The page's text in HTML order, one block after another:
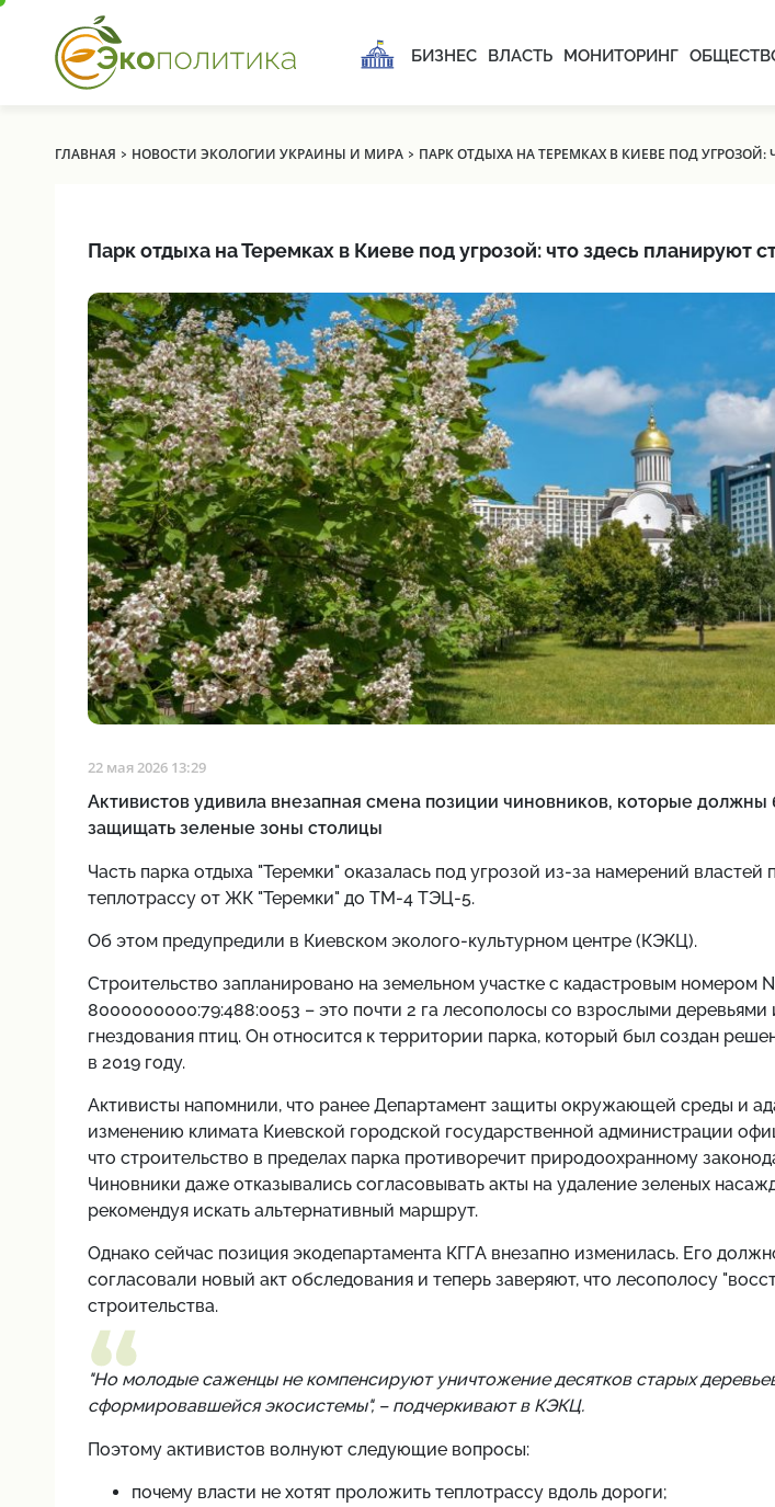
БИЗНЕС ВЛАСТЬ МОНИТОРИНГ
ГЛАВНАЯ › НОВОСТИ ЭКОЛОГИИ УКРАИНЫ И МИРА› ПАРК ОТДЫХА НА ТЕРЕМКАХ В КИЕВЕ ПОД
Парк отдыха на Теремках в Киеве под угрозой: что здесь планируют
22 мая 2026 13:29
Активистов удивила внезапная смена позиции чиновников, которые
защищать зеленые зоны столицы
Часть парка отдыха "Теремки" оказалась под угрозой из-за намерений властей
теплотрассу от ЖК "Теремки" до ТМ-4 ТЭЦ-5.
Об этом предупредили в Киевском эколого-культурном центре (КЭКЦ).
Строительство запланировано на земельном участке с кадастровым номером
8000000000:79:488:0053 – это почти 2 га лесополосы со взрослыми деревьями
гнездования птиц. Он относится к территории парка, который был создан
в 2019 году.
Активисты напомнили, что ранее Департамент защиты окружающей среды и
изменению климата Киевской городской государственной администрации
что строительство в пределах парка противоречит природоохранному
Чиновники даже отказывались согласовывать акты на удаление зеленых
рекомендуя искать альтернативный маршрут.
Однако сейчас позиция экодепартамента КГГА внезапно изменилась. Его
согласовали новый акт обследования и теперь заверяют, что лесополосу
строительства.
"Но молодые саженцы не компенсируют уничтожение десятков старых
сформировавшейся экосистемы", – подчеркивают в КЭКЦ.
Поэтому активистов волнуют следующие вопросы:
почему власти не хотят проложить теплотрассу вдоль дороги;